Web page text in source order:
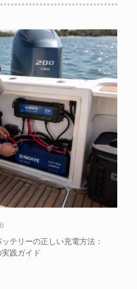
テリーの正しい充電方法：
践ガイド